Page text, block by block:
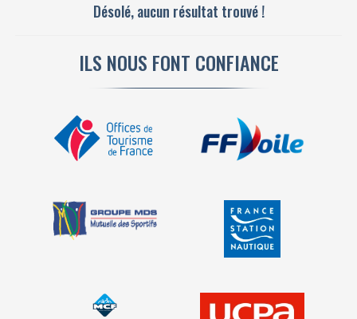
Désolé, aucun résultat trouvé !
ILS NOUS FONT CONFIANCE